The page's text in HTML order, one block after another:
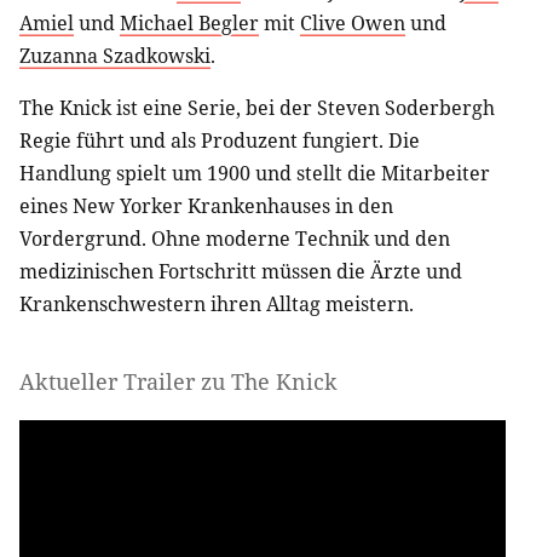
AmielundMichael Beglermit Clive Owenund
Zuzanna Szadkowski.
The Knick ist eine Serie, bei der Steven Soderbergh
Regie führt und als Produzent fungiert. Die
Handlung spielt um 1900 und stellt die Mitarbeiter
eines New Yorker Krankenhauses in den
Vordergrund. Ohne moderne Technik und den
medizinischen Fortschritt müssen die Ärzte und
Krankenschwestern ihren Alltag meistern.
Aktueller Trailer zu The Knick